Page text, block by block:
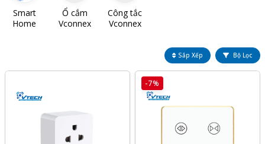
Smart
Home
Ổ cắm
Vconnex
Công tắc
Vconnex
Sắp Xếp Bộ Lọc
-7%